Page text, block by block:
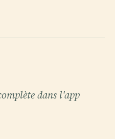
dans l'app